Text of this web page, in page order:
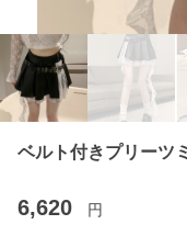
ベルト付きプリーツ
6,620 円